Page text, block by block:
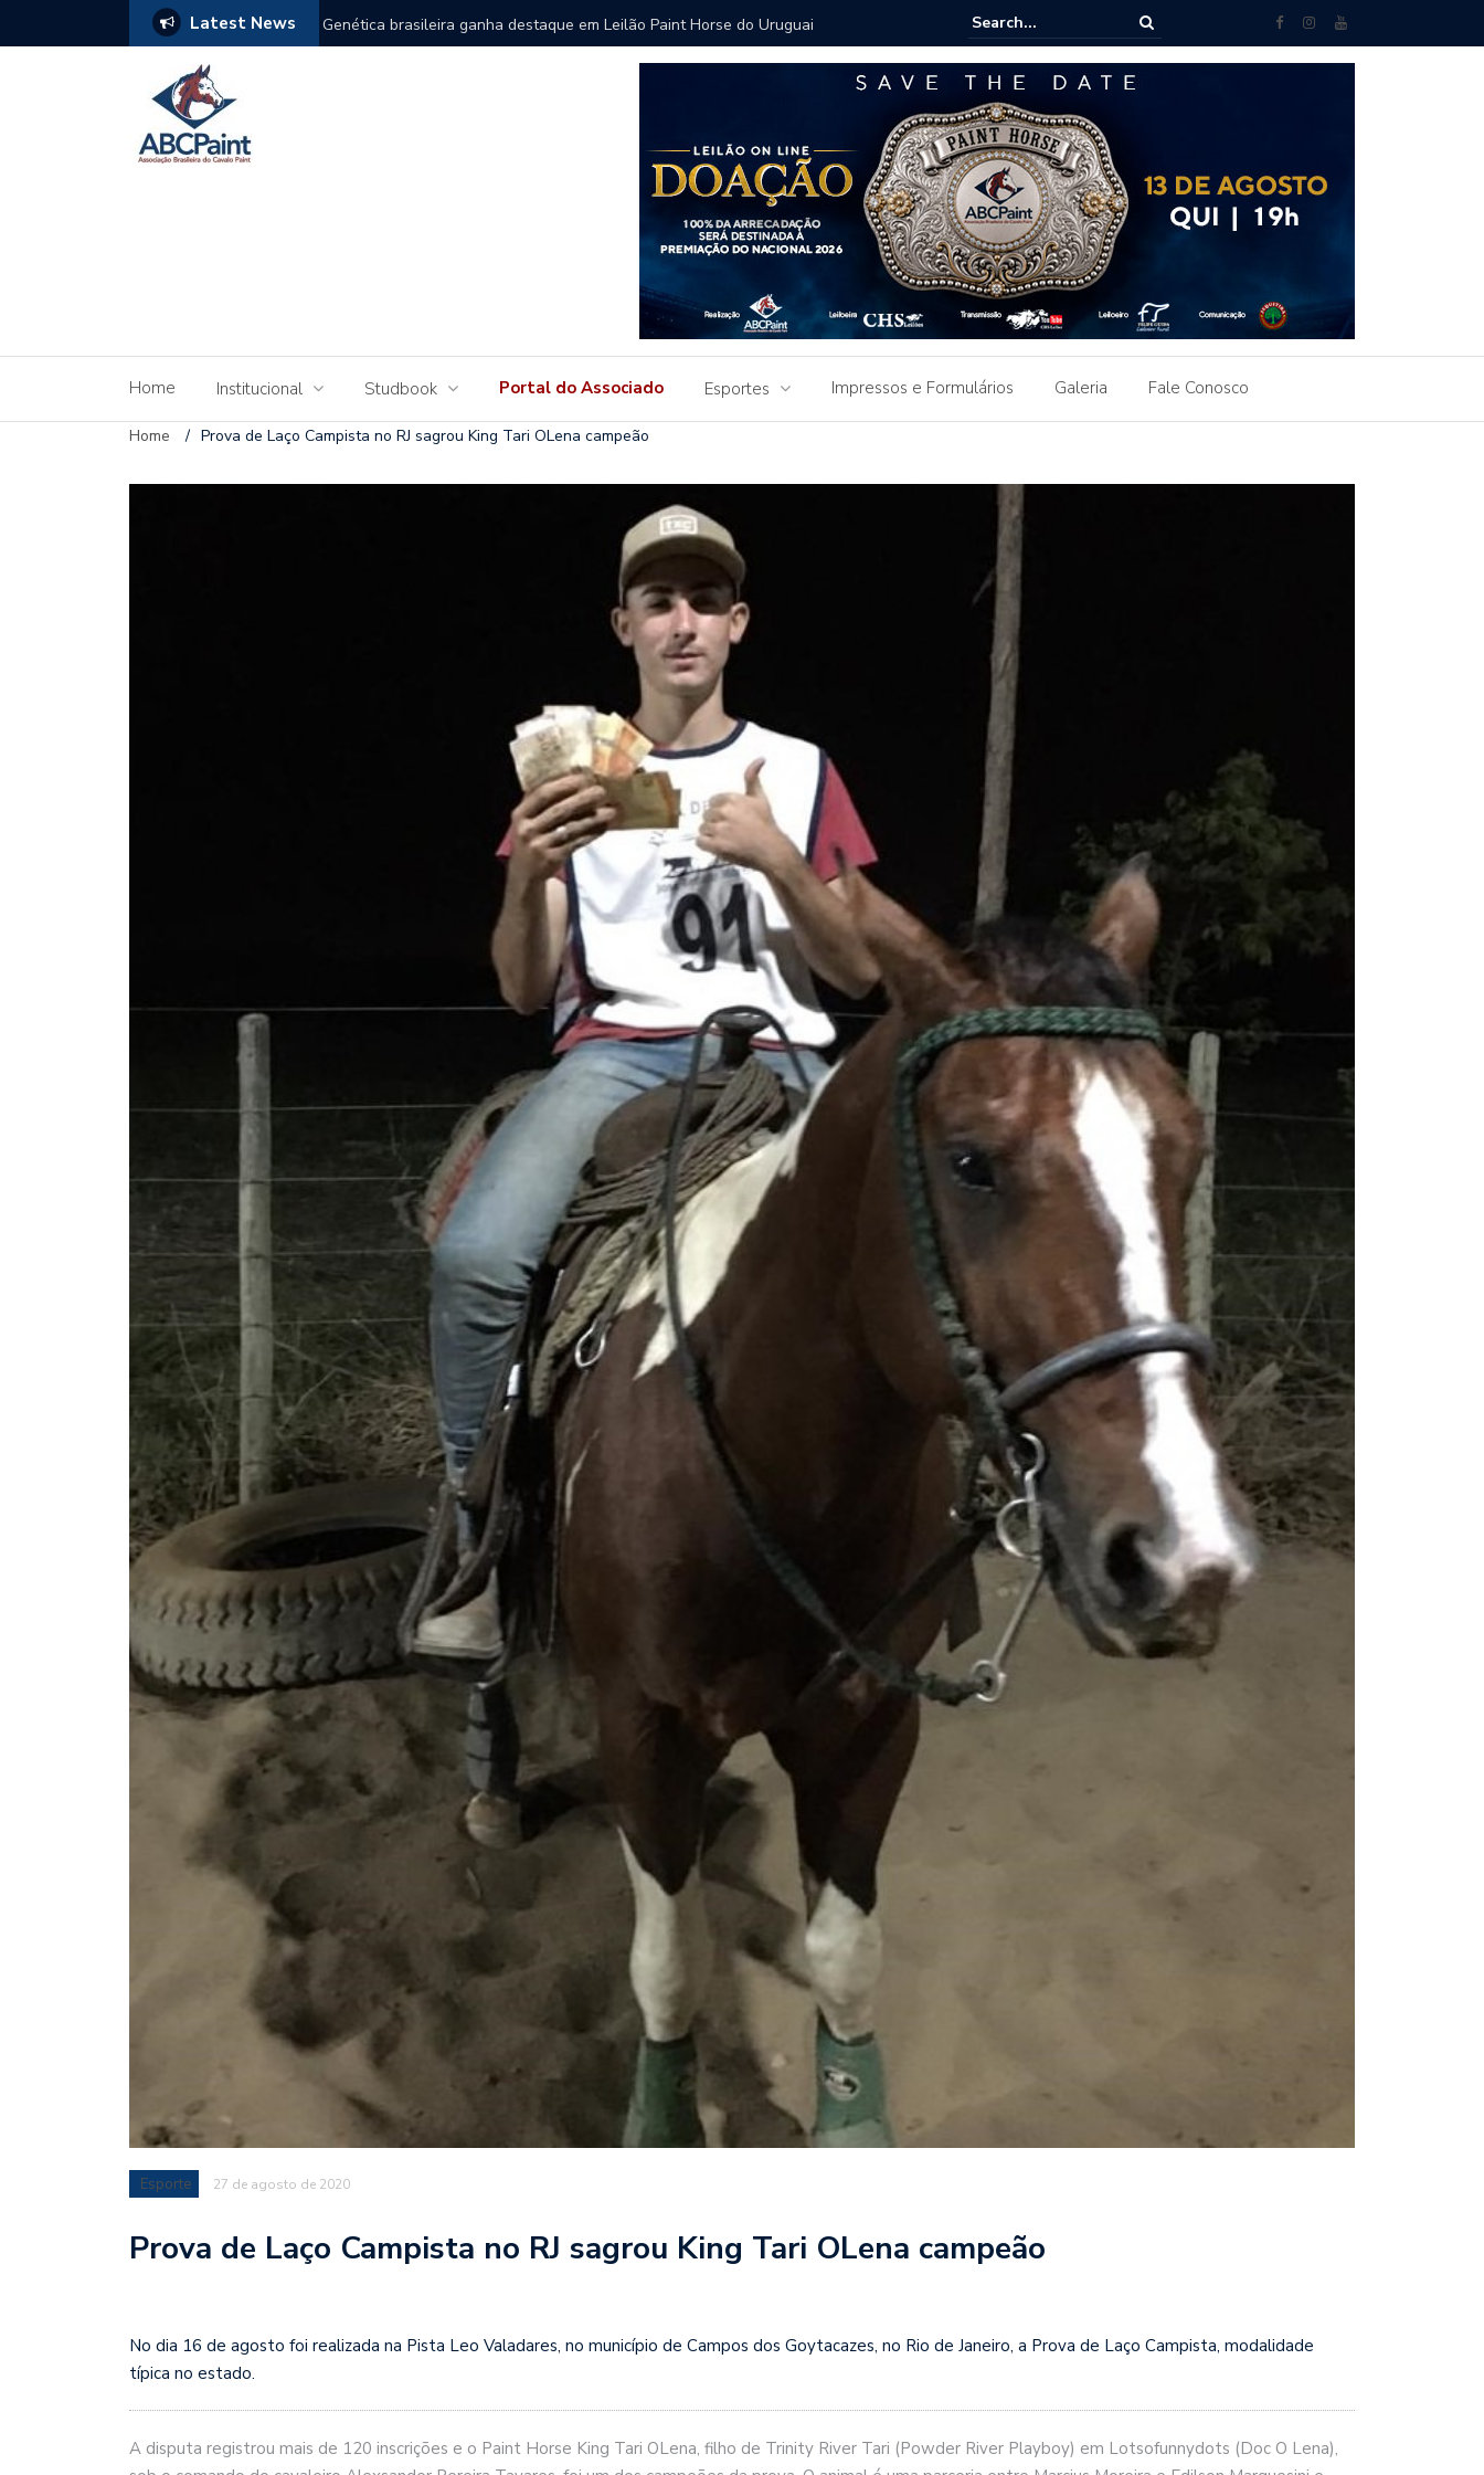
Latest News
Paint Horse do Uruguai
Leilão Fazenda e Haras Continental ultrapassa R$ 2 milhões e reforça valorização
do Paint Horse no Brasil
Chapa Avante vence eleição da ABCPaint e Allim Bassitt Junior assume a
Home Institucional Studbook Portal do Associado Esportes Impressos e Formulários Galeria Fale Conosco
Home / Prova de Laço Campista no RJ sagrou King Tari OLena campeão
Esporte 27 de agosto de 2020
Prova de Laço Campista no RJ sagrou King Tari OLena campeão
No dia 16 de agosto foi realizada na Pista Leo Valadares, no município de Campos dos Goytacazes, no Rio de Janeiro, a Prova de Laço Campista, modalidade
típica no estado.
A disputa registrou mais de 120 inscrições e o Paint Horse King Tari OLena, filho de Trinity River Tari (Powder River Playboy) em Lotsofunnydots (Doc O Lena),